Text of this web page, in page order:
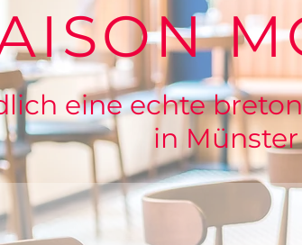
eine echte
in Münster